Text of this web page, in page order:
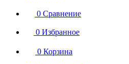
0 Сравнение
0 Избранное
0 Корзина